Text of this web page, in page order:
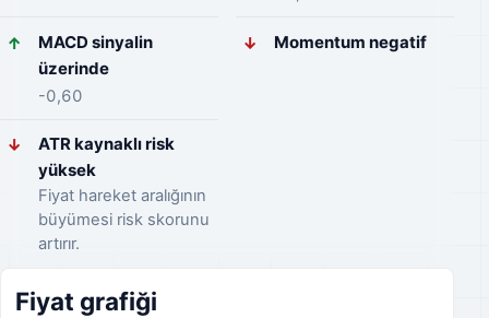
↑
MACD sinyalin
üzerinde
-0,60
↓ Momentum negatif
↓
ATR kaynaklı risk
yüksek
Fiyat hareket aralığının
büyümesi risk skorunu
artırır.
Fiyat grafiği